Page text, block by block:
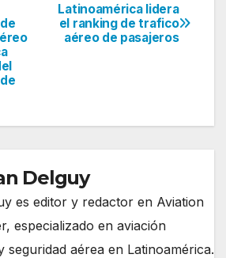
Latinoamérica lidera
el ranking de trafico
aéreo de pasajeros
Delguy
es editor y redactor en Aviation
especializado en aviación
seguridad aérea en Latinoamérica.